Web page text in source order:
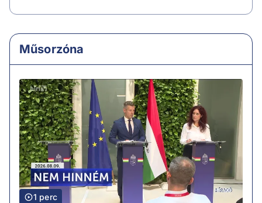
Műsorzóna
1 perc